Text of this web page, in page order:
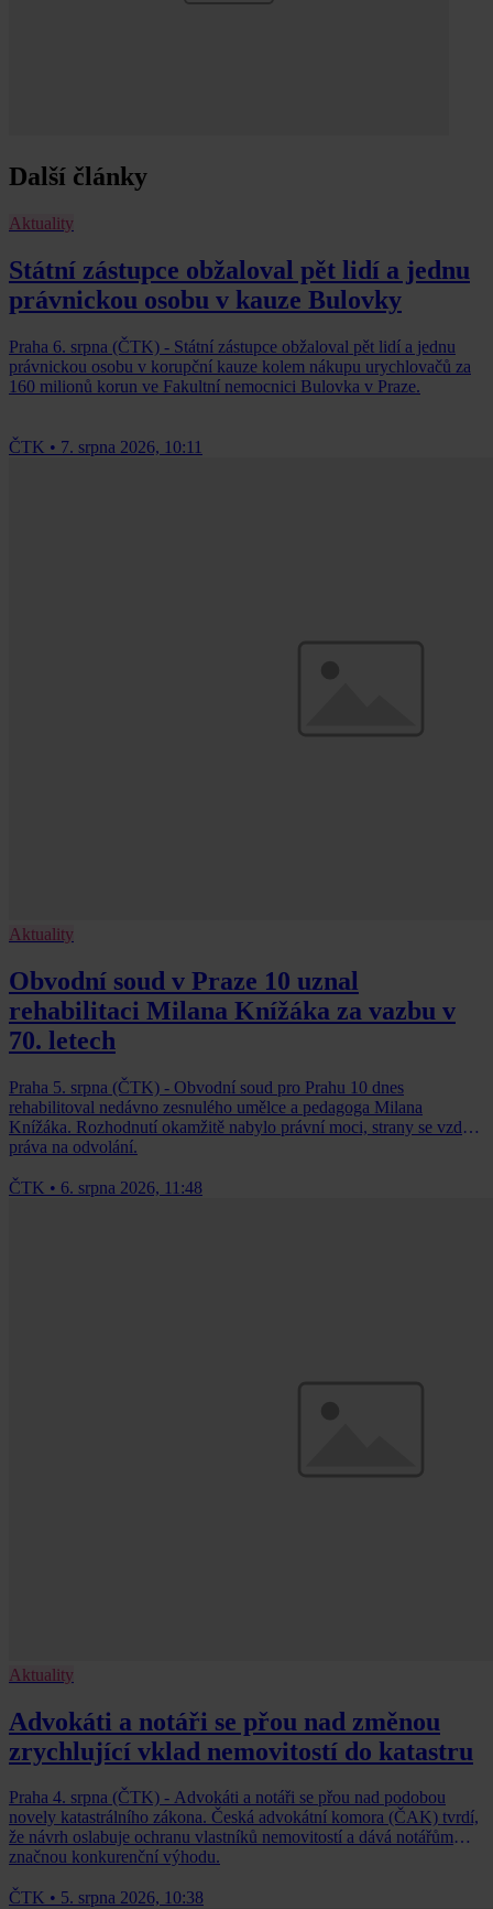
Další články
Aktuality
Státní zástupce obžaloval pět lidí a jednu
právnickou osobu v kauze Bulovky
Praha 6. srpna (ČTK) - Státní zástupce obžaloval pět lidí a jednu
právnickou osobu v korupční kauze kolem nákupu urychlovačů za
160 milionů korun ve Fakultní nemocnici Bulovka v Praze.
ČTK • 7. srpna 2026, 10:11
Aktuality
Obvodní soud v Praze 10 uznal
rehabilitaci Milana Knížáka za vazbu v
70. letech
Praha 5. srpna (ČTK) - Obvodní soud pro Prahu 10 dnes
rehabilitoval nedávno zesnulého umělce a pedagoga Milana
Knížáka. Rozhodnutí okamžitě nabylo právní moci, strany se vzdaly
práva na odvolání.
ČTK • 6. srpna 2026, 11:48
Aktuality
Advokáti a notáři se přou nad změnou
zrychlující vklad nemovitostí do katastru
Praha 4. srpna (ČTK) - Advokáti a notáři se přou nad podobou
novely katastrálního zákona. Česká advokátní komora (ČAK) tvrdí,
že návrh oslabuje ochranu vlastníků nemovitostí a dává notářům
značnou konkurenční výhodu.
ČTK • 5. srpna 2026, 10:38